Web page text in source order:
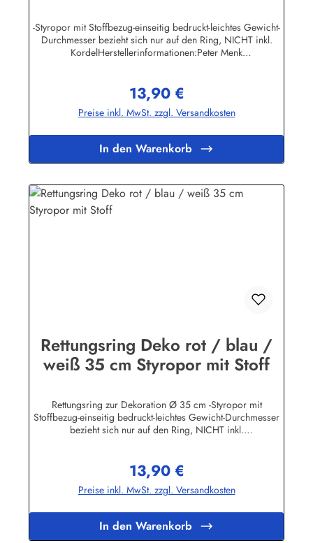
-Styropor mit Stoffbezug-einseitig bedruckt-leichtes Gewicht-
Durchmesser bezieht sich nur auf den Ring, NICHT inkl.
KordelHerstellerinformationen:Peter Menk
Regulärer Preis:
13,90 €
Preise inkl. MwSt. zzgl. Versandkosten
In den Warenkorb
Rettungsring Deko rot / blau /
weiß 35 cm Styropor mit Stoff
Rettungsring zur Dekoration Ø 35 cm -Styropor mit
Stoffbezug-einseitig bedruckt-leichtes Gewicht-Durchmesser
bezieht sich nur auf den Ring, NICHT inkl.
Regulärer Preis:
13,90 €
Preise inkl. MwSt. zzgl. Versandkosten
In den Warenkorb